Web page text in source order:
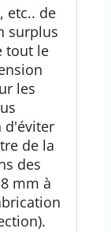
etc.. de
surplus
tout le
les
d'éviter
de la
des
mm à